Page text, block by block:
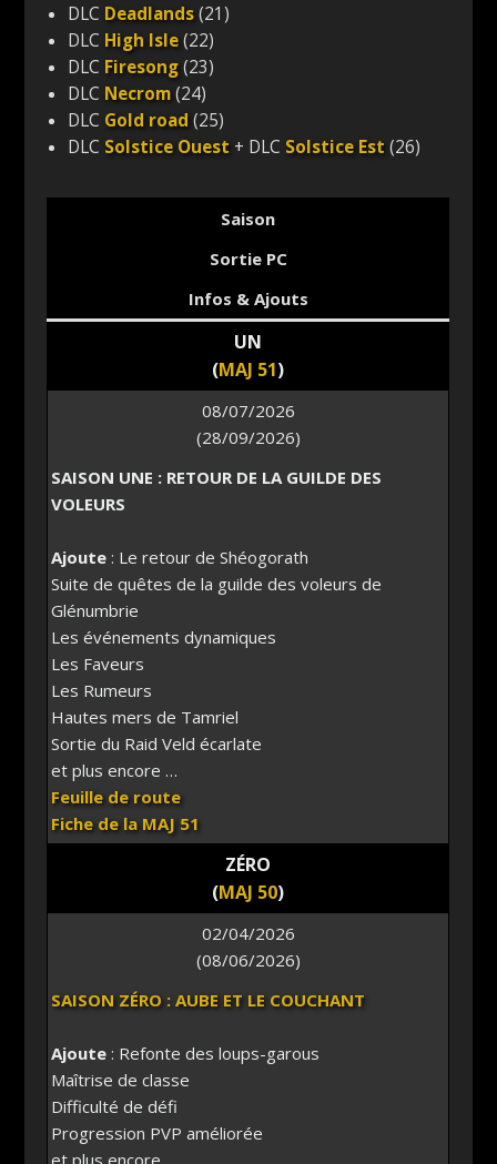
DLC Deadlands(21)
DLC High Isle(22)
DLC Firesong(23)
DLC Necrom(24)
DLC Gold road (25)
DLC Solstice Ouest + DLC Solstice Est (26)
Saison
Sortie PC
Infos & Ajouts
UN
(MAJ 51)
08/07/2026
(28/09/2026)
SAISON UNE : RETOUR DE LA GUILDE DES
VOLEURS
Ajoute: Le retour de Shéogorath
Suite de quêtes de la guilde des voleurs de
Glénumbrie
Les événements dynamiques
Les Faveurs
Les Rumeurs
Hautes mers de Tamriel
Sortie du Raid Veld écarlate
et plus encore …
Feuille de route
Fiche de la MAJ 51
ZÉRO
(MAJ 50)
02/04/2026
(08/06/2026)
SAISON ZÉRO : AUBE ET LE COUCHANT
Ajoute: Refonte des loups-garous
Maîtrise de classe
Difficulté de défi
Progression PVP améliorée